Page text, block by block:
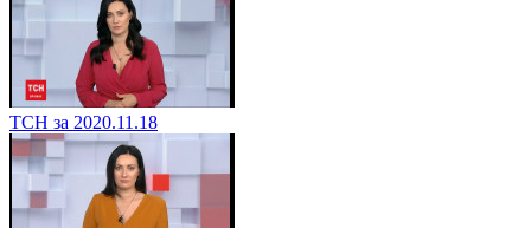
ТСН за 2020.11.18